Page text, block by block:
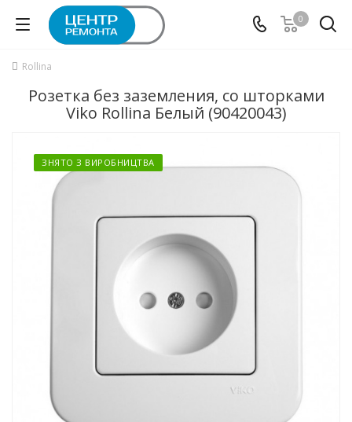
0
Rollina
Розетка без заземления, со шторками
Viko Rollina Белый (90420043)
ЗНЯТО З ВИРОБНИЦТВА